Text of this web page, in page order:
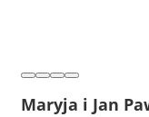
Maryja i Jan